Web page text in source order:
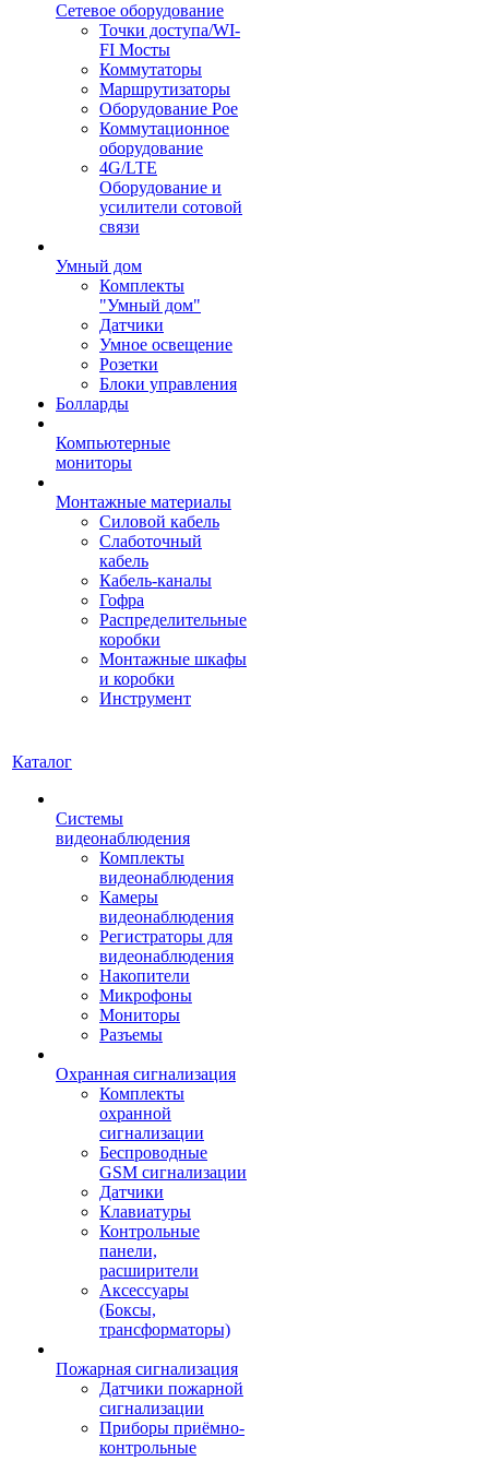
Сетевое оборудование
Точки доступа/WI-
FI Мосты
Коммутаторы
Маршрутизаторы
Оборудование Poe
Коммутационное
оборудование
4G/LTE
Оборудование и
усилители сотовой
связи
Умный дом
Комплекты
"Умный дом"
Датчики
Умное освещение
Розетки
Блоки управления
Болларды
Компьютерные
мониторы
Монтажные материалы
Силовой кабель
Слаботочный
кабель
Кабель-каналы
Гофра
Распределительные
коробки
Монтажные шкафы
и коробки
Инструмент
Каталог
Системы
видеонаблюдения
Комплекты
видеонаблюдения
Камеры
видеонаблюдения
Регистраторы для
видеонаблюдения
Накопители
Микрофоны
Мониторы
Разъемы
Охранная сигнализация
Комплекты
охранной
сигнализации
Беспроводные
GSM сигнализации
Датчики
Клавиатуры
Контрольные
панели,
расширители
Аксессуары
(Боксы,
трансформаторы)
Пожарная сигнализация
Датчики пожарной
сигнализации
Приборы приёмно-
контрольные